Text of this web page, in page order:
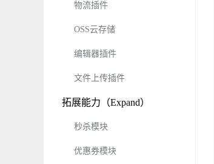
物流插件
OSS云存储
编辑器插件
文件上传插件
拓展能力（Expand）
秒杀模块
优惠券模块